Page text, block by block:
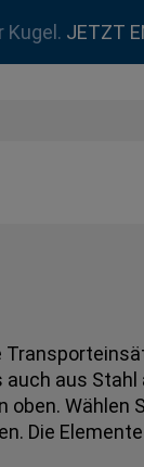
Kugel. JETZT
aus
Wählen
Die